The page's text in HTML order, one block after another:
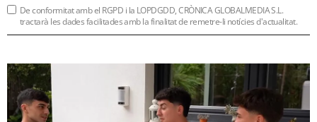
De conformitat amb el RGPD i la LOPDGDD, CRÒNICA GLOBALMEDIA S.L.
tractarà les dades facilitades amb la finalitat de remetre-li notícies d'actualitat.